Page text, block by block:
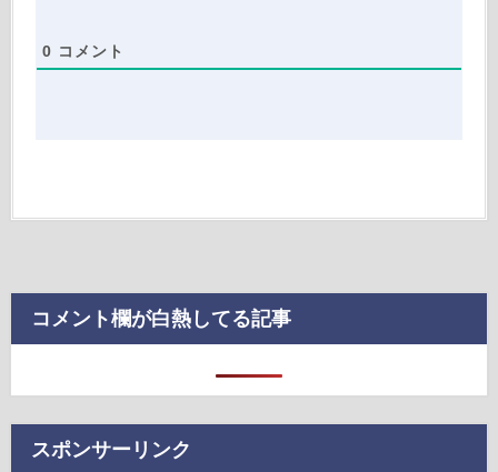
0 コメント
コメント欄が白熱してる記事
スポンサーリンク